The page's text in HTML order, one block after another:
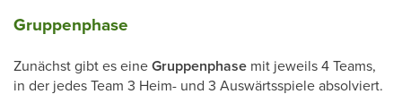
Gruppenphase
Zunächst gibt es eineGruppenphase mit jeweils 4 Teams,
in der jedes Team 3 Heim- und 3 Auswärtsspiele absolviert.